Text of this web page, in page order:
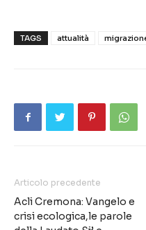
TAGS attualità
Articolo precedente
Acli Cremona: Vangelo e
crisi ecologica,le parole